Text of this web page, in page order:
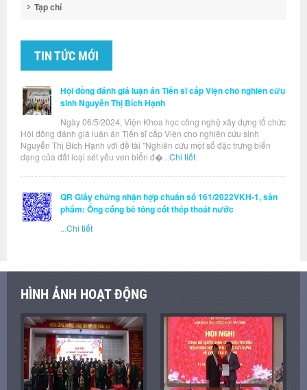
Tạp chí
TIN TỨC MỚI
Hội đồng đánh giá luận án Tiến sĩ cấp Viện cho nghiên cứu
sinh Nguyễn Thị Bích Hạnh
Ngày 06/5/2024, Viện Khoa học công nghệ xây dựng tổ chức
Hội đồng đánh giá luận án Tiến sĩ cấp Viện cho nghiên cứu sinh
Nguyễn Thị Bích Hạnh với đề tài "Nghiên cứu một số đặc trưng biến
dạng của đất loại sét yếu ven biển đ�... Chi tiết
QR Giấy chứng nhận hợp chuẩn số 161/2022VKH-1, sản
phẩm: Ống cống bê tông cốt thép thoát nước
Chi tiết
HÌNH ẢNH HOẠT ĐỘNG